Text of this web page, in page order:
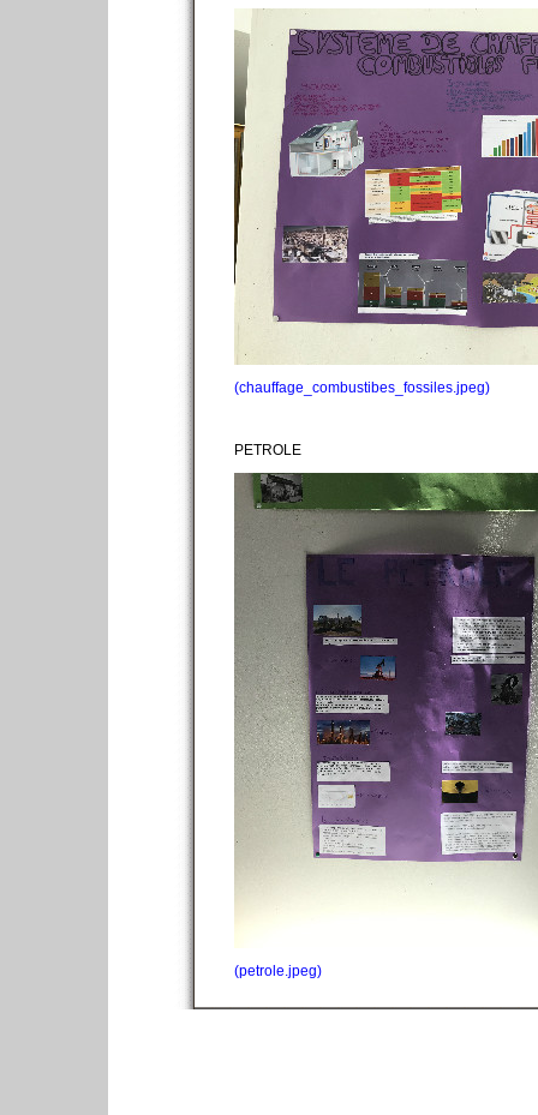
(chauffage_combustibes_fossiles.jpeg)
PETROLE
(petrole.jpeg)